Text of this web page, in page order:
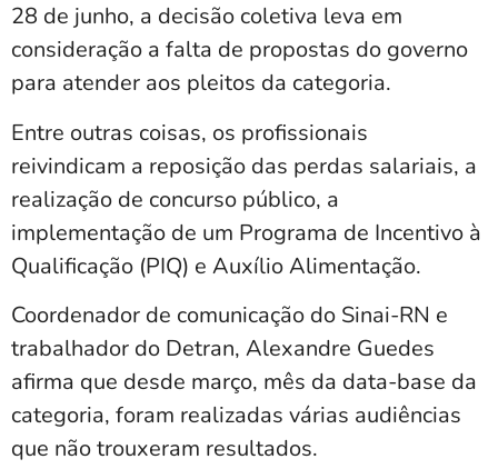
28 de junho, a decisão coletiva leva em
consideração a falta de propostas do governo
para atender aos pleitos da categoria.
Entre outras coisas, os profissionais
reivindicam a reposição das perdas salariais, a
realização de concurso público, a
implementação de um Programa de Incentivo à
Qualificação (PIQ) e Auxílio Alimentação.
Coordenador de comunicação do Sinai-RN e
trabalhador do Detran, Alexandre Guedes
afirma que desde março, mês da data-base da
categoria, foram realizadas várias audiências
que não trouxeram resultados.